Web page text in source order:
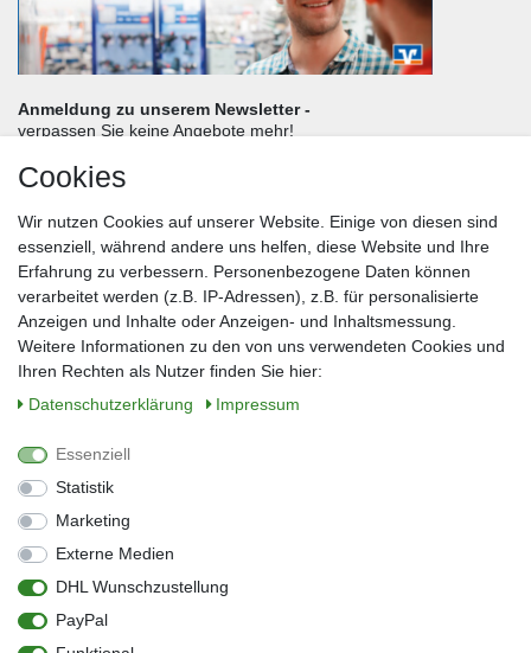
Anmeldung zu unserem Newsletter -
verpassen Sie keine Angebote mehr!
Nachname*
E-Mail*
Sie können den Newsletter jederzeit kostenlos abbestellen.
** gilt für Lieferungen innerhalb Deutschlands, Lieferzeiten für andere Länder
entnehmen Sie bitte der Schaltfläche mit den Versandinformationen
Widerrufs­recht
Kontakt
Barrierefreiheitserklärung
Zahlung & Versand
Cookies
Wir nutzen Cookies auf unserer Website. Einige von diesen sind
essenziell, während andere uns helfen, diese Website und Ihre
Erfahrung zu verbessern. Personenbezogene Daten können
verarbeitet werden (z.B. IP-Adressen), z.B. für personalisierte
Anzeigen und Inhalte oder Anzeigen- und Inhaltsmessung.
Weitere Informationen zu den von uns verwendeten Cookies und
Ihren Rechten als Nutzer finden Sie hier:
Daten­schutz­erklärung
Impressum
Essenziell
Statistik
Marketing
Externe Medien
DHL Wunschzustellung
PayPal